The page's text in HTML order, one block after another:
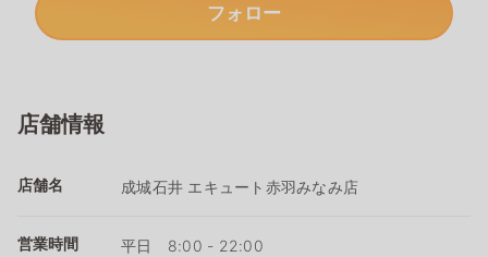
フォロー
店舗情報
店舗名 成城石井 エキュート赤羽みなみ店
営業時間
平日 8:00 - 22:00